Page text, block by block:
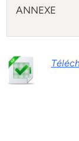
ANNEXE